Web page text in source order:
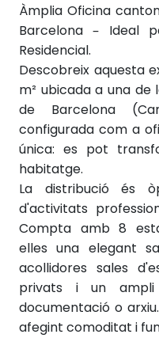
Àmplia Oficina
Barcelona – Ideal
Residencial.
Descobreix aquesta
m² ubicada a una de
de Barcelona
configurada com a
única: es pot
habitatge.
La distribució és
d'activitats
Compta amb 8
elles una elegant
acollidores sales
privats i un
documentació o
afegint comoditat i